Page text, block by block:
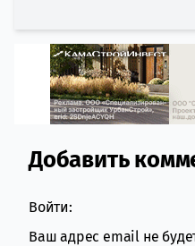
Comment
Добавить
Войти:
Ваш адрес email не